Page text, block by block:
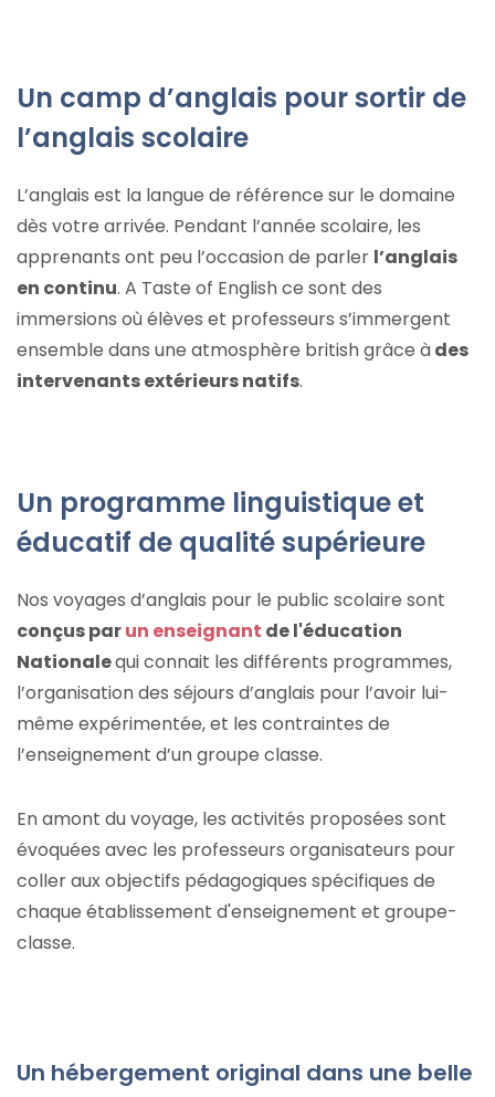
Un camp d’anglais pour sortir de
l’anglais scolaire
L’anglais est la langue de référence sur le domaine
dès votre arrivée. Pendant l’année scolaire, les
apprenants ont peu l’occasion de parler l’anglais
en continu. A Taste of English ce sont des
immersions où élèves et professeurs s’immergent
ensemble dans une atmosphère british grâce àdes
intervenants extérieurs natifs.
Un programme linguistique et
éducatif de qualité supérieure
Nos voyages d’anglais pour le public scolaire sont
conçus parun enseignant de l'éducation
Nationalequi connait les différents programmes,
l’organisation des séjours d’anglais pour l’avoir lui-
même expérimentée, et les contraintes de
l’enseignement d’un groupe classe.
En amont du voyage, les activités proposées sont
évoquées avec les professeurs organisateurs pour
coller aux objectifs pédagogiques spécifiques de
chaque établissement d'enseignement et groupe-
classe.
Un hébergement original dans une belle